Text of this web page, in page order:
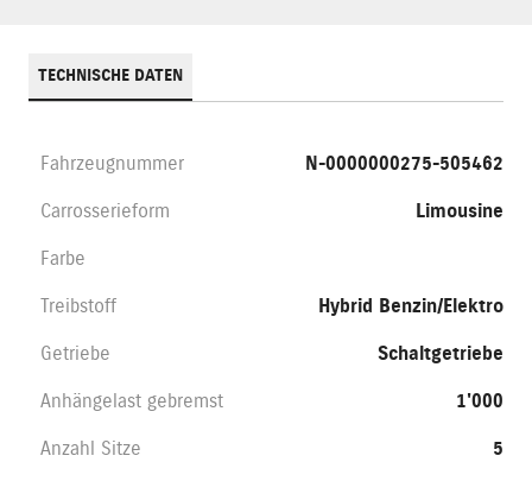
TECHNISCHE DATEN
Fahrzeugnummer
N-0000000275-505462
Carrosserieform
Limousine
Farbe
Treibstoff
Hybrid Benzin/Elektro
Getriebe
Schaltgetriebe
Anhängelast gebremst
1'000
Anzahl Sitze
5